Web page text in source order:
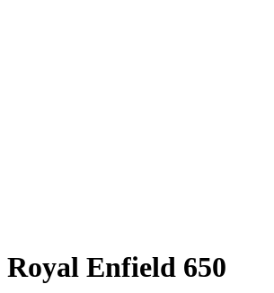
Royal Enfield 650